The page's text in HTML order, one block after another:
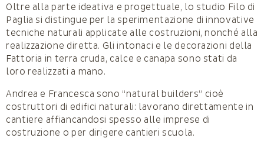
Oltre alla parte ideativa e progettuale, lo studio Filo di
Paglia si distingue per la sperimentazione di innovative
tecniche naturali applicate alle costruzioni, nonché alla
realizzazione diretta. Gli intonaci e le decorazioni della
Fattoria in terra cruda, calce e canapa sono stati da
loro realizzati a mano.
Andrea e Francesca sono “natural builders” cioè
costruttori di edifici naturali: lavorano direttamente in
cantiere affiancandosi spesso alle imprese di
costruzione o per dirigere cantieri scuola.